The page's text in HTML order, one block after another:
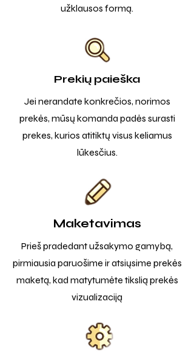
užklausos formą.
Prekių paieška
Jei nerandate konkrečios, norimos
prekės, mūsų komanda padės surasti
prekes, kurios atitiktų visus keliamus
lūkesčius.
Maketavimas
Prieš pradedant užsakymo gamybą,
pirmiausia paruošime ir atsiųsime prekės
maketą, kad matytumėte tikslią prekės
vizualizaciją